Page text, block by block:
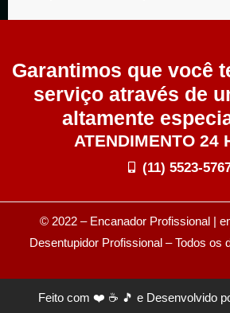
Garantimos que você
serviço através de
altamente
ATENDIMENTO 24
(11) 5523-
© 2022 – Encanador Profissional |
Desentupidor Profissional– Todos os
Feito com ❤️ ☕ 🎵 e Desenvolvido